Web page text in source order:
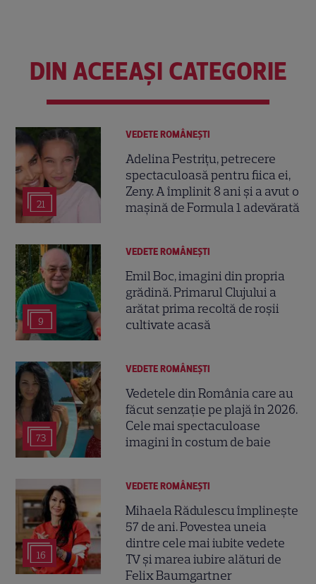
DIN ACEEAȘI CATEGORIE
21
VEDETE ROMÂNEŞTI
Adelina Pestrițu, petrecere
spectaculoasă pentru fiica ei,
Zeny. A împlinit 8 ani și a avut o
mașină de Formula 1 adevărată
9
VEDETE ROMÂNEŞTI
Emil Boc, imagini din propria
grădină. Primarul Clujului a
arătat prima recoltă de roșii
cultivate acasă
73
VEDETE ROMÂNEŞTI
Vedetele din România care au
făcut senzație pe plajă în 2026.
Cele mai spectaculoase
imagini în costum de baie
16
VEDETE ROMÂNEŞTI
Mihaela Rădulescu împlinește
57 de ani. Povestea uneia
dintre cele mai iubite vedete
TV și marea iubire alături de
Felix Baumgartner